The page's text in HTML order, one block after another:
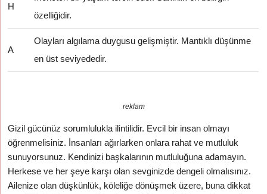
H
özelliğidir.
A
Olayları algılama duygusu gelişmiştir. Mantıklı düşünme
en üst seviyededir.
reklam
Gizil gücünüz sorumlulukla ilintilidir. Evcil bir insan olmayı
öğrenmelisiniz. İnsanları ağırlarken onlara rahat ve mutluluk
sunuyorsunuz. Kendinizi başkalarının mutluluğuna adamayın.
Herkese ve her şeye karşı olan sevginizde dengeli olmalısınız.
Ailenize olan düşkünlük, köleliğe dönüşmek üzere, buna dikkat